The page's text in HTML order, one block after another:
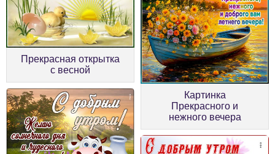
Прекрасная открытка
с весной
Картинка
Прекрасного и
нежного вечера